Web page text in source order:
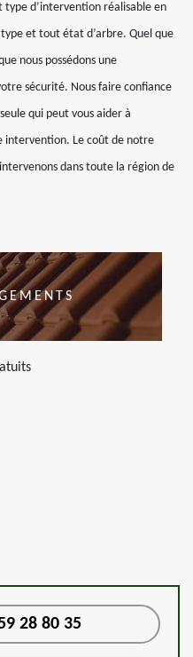
d’intervention réalisable en
et tout état d’arbre. Quel que
nous possédons une
sécurité. Nous faire confiance
qui peut vous aider à
intervention. Le coût de notre
dans toute la région de
28 80 35